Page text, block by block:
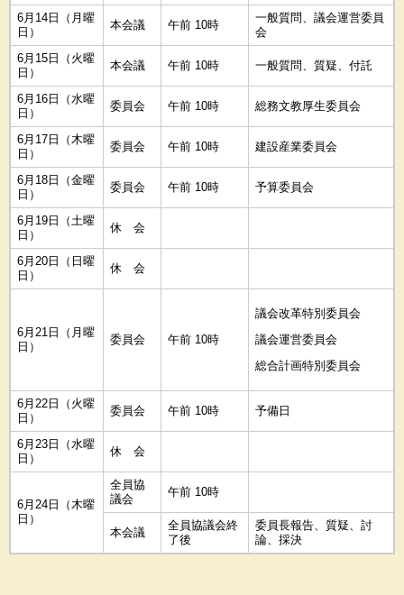
6月14日（月曜
日）
本会議 午前 10時
一般質問、議会運営委員
会
6月15日（火曜
日）
本会議 午前 10時 一般質問、質疑、付託
6月16日（水曜
日）
委員会 午前 10時 総務文教厚生委員会
6月17日（木曜
日）
委員会 午前 10時 建設産業委員会
6月18日（金曜
日）
委員会 午前 10時 予算委員会
6月19日（土曜
日）
休 会
6月20日（日曜
日）
休 会
6月21日（月曜
日）
委員会 午前 10時
議会改革特別委員会
議会運営委員会
総合計画特別委員会
6月22日（火曜
日）
委員会 午前 10時 予備日
6月23日（水曜
日）
休 会
6月24日（木曜
日）
全員協
議会
午前 10時
本会議
全員協議会終
了後
委員長報告、質疑、討
論、採決